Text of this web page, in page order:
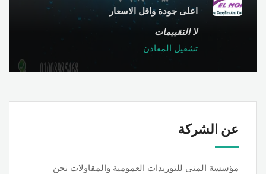
اعلى جودة واقل الاسعار
لا التقييمات
تشغيل المعادن
عن الشركة
مؤسسة المنى للتوريدات العمومية والمقاولات نحن